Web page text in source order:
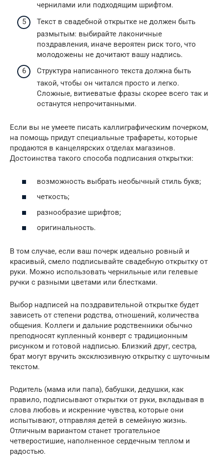
чернилами или подходящим шрифтом.
Текст в свадебной открытке не должен быть
размытым: выбирайте лаконичные
поздравления, иначе вероятен риск того, что
молодожены не дочитают вашу надпись.
Структура написанного текста должна быть
такой, чтобы он читался просто и легко.
Сложные, витиеватые фразы скорее всего так и
останутся непрочитанными.
Если вы не умеете писать каллиграфическим почерком,
на помощь придут специальные трафареты, которые
продаются в канцелярских отделах магазинов.
Достоинства такого способа подписания открытки:
возможность выбрать необычный стиль букв;
четкость;
разнообразие шрифтов;
оригинальность.
В том случае, если ваш почерк идеально ровный и
красивый, смело подписывайте свадебную открытку от
руки. Можно использовать чернильные или гелевые
ручки с разными цветами или блестками.
Выбор надписей на поздравительной открытке будет
зависеть от степени родства, отношений, количества
общения. Коллеги и дальние родственники обычно
преподносят купленный конверт с традиционным
рисунком и готовой надписью. Близкий друг, сестра,
брат могут вручить эксклюзивную открытку с шуточным
текстом.
Родитель (мама или папа), бабушки, дедушки, как
правило, подписывают открытки от руки, вкладывая в
слова любовь и искренние чувства, которые они
испытывают, отправляя детей в семейную жизнь.
Отличным вариантом станет трогательное
четверостишие, наполненное сердечным теплом и
радостью.